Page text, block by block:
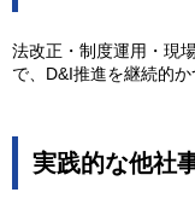
法改正・制度運用・現
で、D&I推進を継続的
実践的な他社